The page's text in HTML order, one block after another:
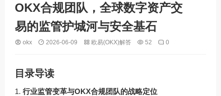
OKX合规团队，全球数字资产交
易的监管护城河与安全基石
okx 2026-06-09 欧易(OKX)解答 52 0
目录导读
行业监管变革与OKX合规团队的战略定位